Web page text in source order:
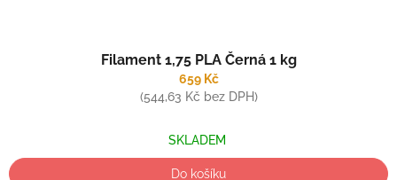
Filament 1,75 PLA Černá 1 kg
659 Kč
(544,63 Kč bez DPH)
SKLADEM
Do košíku